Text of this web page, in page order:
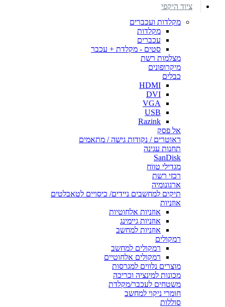
ציוד היקפי
מקלדות ועכברים
מקלדות
עכברים
סטים - מקלדת + עכבר
מצלמות רשת
מיקרופונים
כבלים
HDMI
DVI
VGA
USB
Razink
אל פסק
ראוטרים / נקודות גישה / מתאמים
תחנות עגינה
SanDisk
מגדילי טווח
רכזי רשת
ארגונומיה
תיקים למחשבים ניידים/ כיסויים לטאבלטים
אוזניות
אוזניות אלחוטיות
אוזניות גיימינג
אוזניות למחשב
רמקולים
רמקולים למחשב
רמקולים אלחוטיים
מוצרים נלווים למגרסות
מכונות למינציה וכריכה
משטחים לעכבר/מקלדת
חומרי ניקוי למחשב
סוללות